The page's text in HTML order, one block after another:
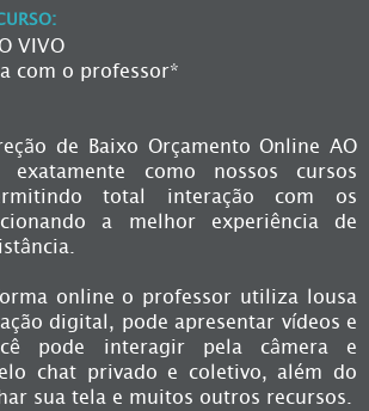
VIVO
com o professor*
de Baixo Orçamento Online AO
exatamente como nossos cursos
total interação com os
a melhor experiência de
online o professor utiliza lousa
digital, pode apresentar vídeos e
pode interagir pela câmera e
chat privado e coletivo, além do
sua tela e muitos outros recursos.